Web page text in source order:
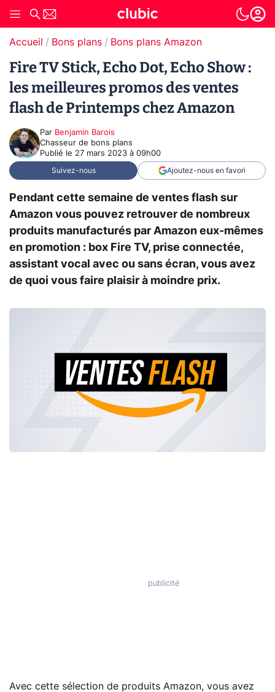
Accueil Bons plans Bons plans Amazon
Fire TV Stick, Echo Dot, Echo Show :
les meilleures promos des ventes
flash de Printemps chez Amazon
Par Benjamin Barois
Chasseur de bons plans
Publié le 27 mars 2023 à 09h00
Suivez-nous Ajoutez-nous en favori
Pendant cette semaine de ventes flash sur
Amazon vous pouvez retrouver de nombreux
produits manufacturés par Amazon eux-mêmes
en promotion : box Fire TV, prise connectée,
assistant vocal avec ou sans écran, vous avez
de quoi vous faire plaisir à moindre prix.
Avec cette sélection de produits Amazon, vous avez